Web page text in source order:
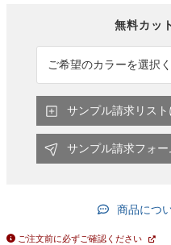
サンプル請求リスト
サンプル請求フォー
商品につ
ご注文前に必ずご確認ください